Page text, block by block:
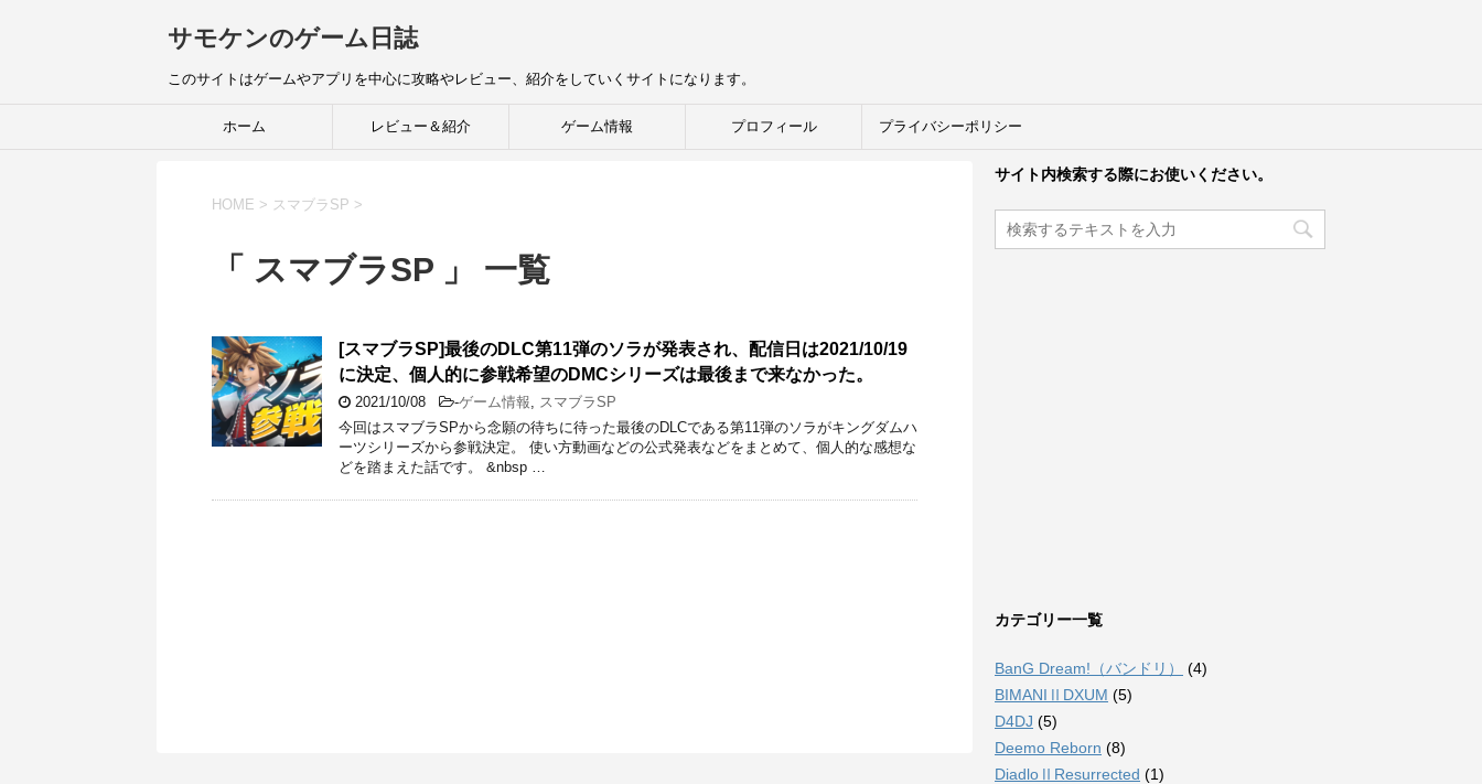
サモケンのゲーム日誌
このサイトはゲームやアプリを中心に攻略やレビュー、紹介をしていくサイトになります。
ホーム レビュー＆紹介 ゲーム情報 プロフィール プライバシーポリシー
HOME > スマブラSP >
「 スマブラSP 」 一覧
[スマブラSP]最後のDLC第11弾のソラが発表され、配信日は2021/10/19
に決定、個人的に参戦希望のDMCシリーズは最後まで来なかった。
2021/10/08 -ゲーム情報, スマブラSP
今回はスマブラSPから念願の待ちに待った最後のDLCである第11弾のソラがキングダムハ
ーツシリーズから参戦決定。 使い方動画などの公式発表などをまとめて、個人的な感想な
どを踏まえた話です。 &nbsp …
サイト内検索する際にお使いください。
カテゴリー一覧
BanG Dream!（バンドリ）
(4)
BIMANIⅡDXUM (5)
D4DJ (5)
Deemo Reborn (8)
DiadloⅡResurrected (1)